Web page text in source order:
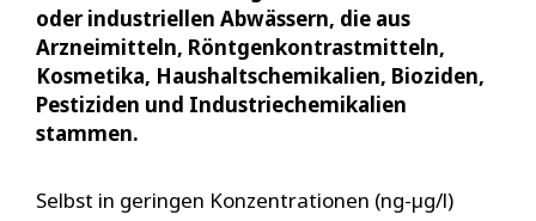
oder industriellen Abwässern, die aus
Arzneimitteln, Röntgenkontrastmitteln,
Kosmetika, Haushaltschemikalien, Bioziden,
Pestiziden und Industriechemikalien
stammen.
Selbst in geringen Konzentrationen (ng-µg/l)